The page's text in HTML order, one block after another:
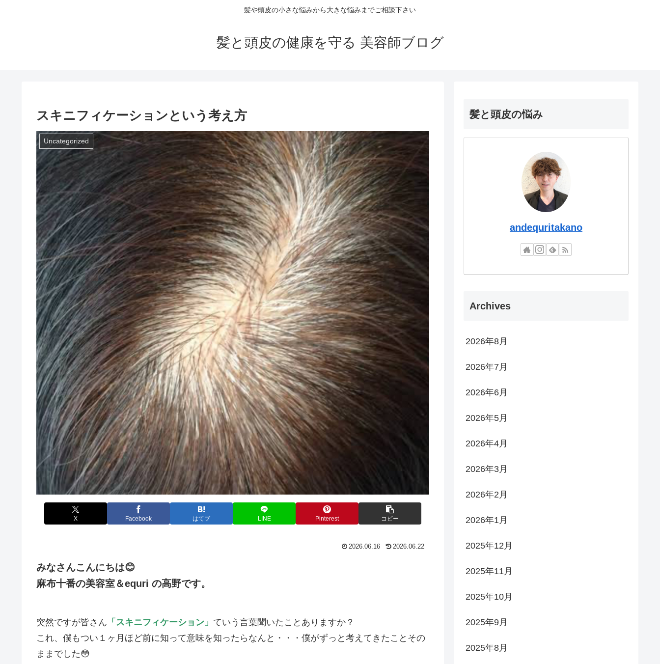
髪や頭皮の小さな悩みから大きな悩みまでご相談下さい
髪と頭皮の健康を守る 美容師ブログ
スキニフィケーションという考え方
Uncategorized
X Facebook はてブ LINE Pinterest コピー
2026.06.16 2026.06.22
みなさんこんにちは😊
麻布十番の美容室＆equri の高野です。
突然ですが皆さん 「スキニフィケーション」 ていう言葉聞いたことありますか？
これ、僕もつい１ヶ月ほど前に知って意味を知ったらなんと・・・僕がずっと考えてきたことその
ままでした😳
髪と頭皮の悩み
andequritakano
Archives
2026年8月
2026年7月
2026年6月
2026年5月
2026年4月
2026年3月
2026年2月
2026年1月
2025年12月
2025年11月
2025年10月
2025年9月
2025年8月